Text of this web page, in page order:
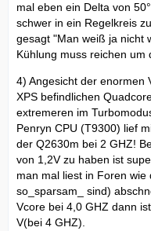
mal eben ein Delta von
schwer in ein Regelkreis
gesagt "Man weiß ja nicht
Kühlung muss reichen um
4) Angesicht der enormen
XPS befindlichen
extremeren im
Penryn CPU (T9300) lief
der Q2630m bei 2 GHZ!
von 1,2V zu haben ist
man mal liest in Foren wie
so_sparsam_ sind)
Vcore bei 4,0 GHZ dann
V(bei 4 GHZ).